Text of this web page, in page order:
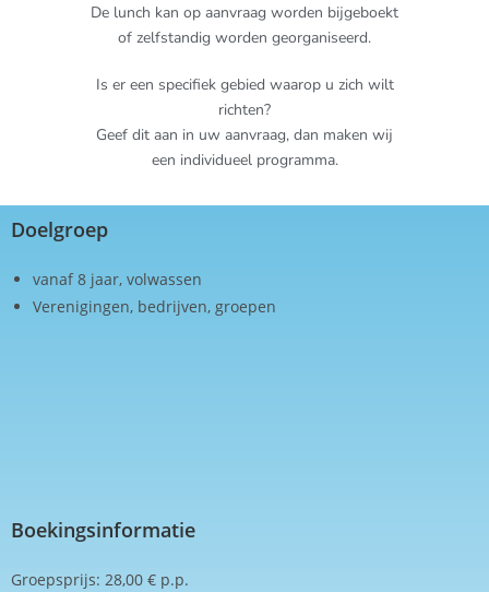
De lunch kan op aanvraag worden bijgeboekt
of zelfstandig worden georganiseerd.
Is er een specifiek gebied waarop u zich wilt
richten?
Geef dit aan in uw aanvraag, dan maken wij
een individueel programma.
Doelgroep
vanaf 8 jaar, volwassen
Verenigingen, bedrijven, groepen
Boekingsinformatie
Groepsprijs: 28,00 € p.p.